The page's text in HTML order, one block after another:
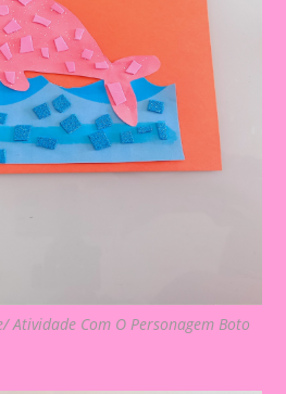
Atividade Com O Personagem Boto